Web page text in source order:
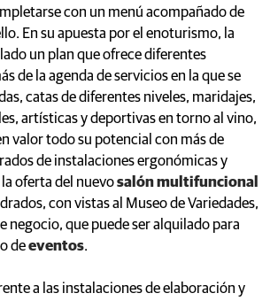
con un menú acompañado de
En su apuesta por el enoturismo, la
un plan que ofrece diferentes
de la agenda de servicios en la que se
catas de diferentes niveles, maridajes,
artísticas y deportivas en torno al vino,
valor todo su potencial con más de
de instalaciones ergonómicas y
oferta del nuevosalón multifuncional
con vistas al Museo de Variedades,
negocio, que puede ser alquilado para
deeventos.
a las instalaciones de elaboración y